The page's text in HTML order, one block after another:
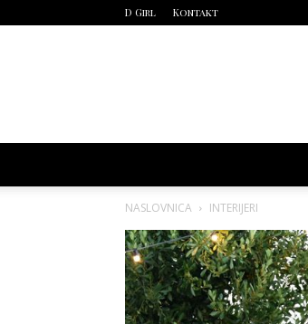
D Girl Kontakt
NASLOVNICA INTERIJERI